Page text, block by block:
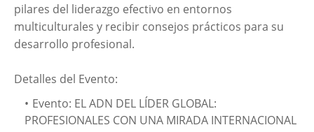
pilares del liderazgo efectivo en entornos
multiculturales y recibir consejos prácticos para su
desarrollo profesional.
Detalles del Evento:
Evento: EL ADN DEL LÍDER GLOBAL:
PROFESIONALES CON UNA MIRADA INTERNACIONAL